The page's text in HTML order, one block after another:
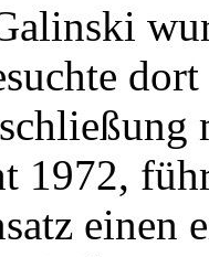
1972,
einen